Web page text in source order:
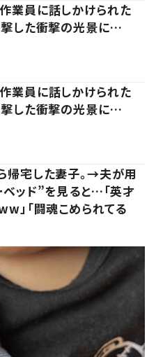
業員に話しかけられた
撃した衝撃の光景に…
業員に話しかけられた
撃した衝撃の光景に…
帰宅した妻子。→夫が用
ッド”を見ると…「英才
」「闘魂こめられてる